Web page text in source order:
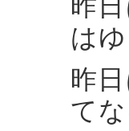
は
昨
て